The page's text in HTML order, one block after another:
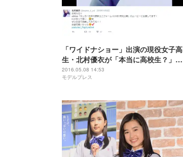
「ワイドナショー」出演の現役女子高
生・北村優衣が「本当に高校生？」と
話題に 大人びた美貌に熱視線
2016.05.08 14:53
モデルプレス